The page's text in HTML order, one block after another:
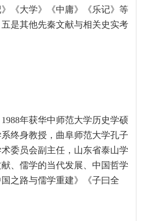
《大学》《中庸》《乐记》等
是其他先秦文献与相关史实考
年获华中师范大学历史学硕
终身教授，曲阜师范大学孔子
委员会副主任，山东省泰山学
、儒学的当代发展、中国哲学
之路与儒学重建》《子曰全